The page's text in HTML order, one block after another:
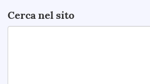
Cerca nel sito